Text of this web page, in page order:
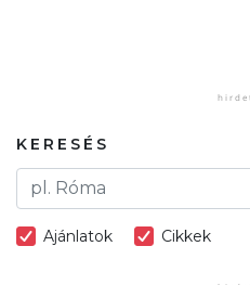
KERESÉS
Ajánlatok Cikkek